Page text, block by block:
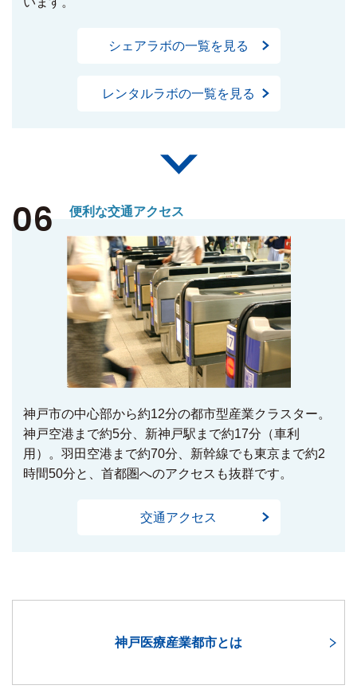
シェアラボの一覧を見る
レンタルラボの一覧を見る
06 便利な交通アクセス
神戸市の中心部から約12分の都市型産業クラスター。
神戸空港まで約5分、新神戸駅まで約17分（車利
用）。羽田空港まで約70分、新幹線でも東京まで約2
時間50分と、首都圏へのアクセスも抜群です。
交通アクセス
神戸医療産業都市とは